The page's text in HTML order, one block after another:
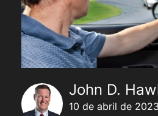
John D.
10 de abril de